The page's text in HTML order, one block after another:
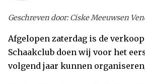
Geschreven door: Ciske Meeuwsen
Afgelopen zaterdag is de
Schaakclub doen wij voor het
volgend jaar kunnen